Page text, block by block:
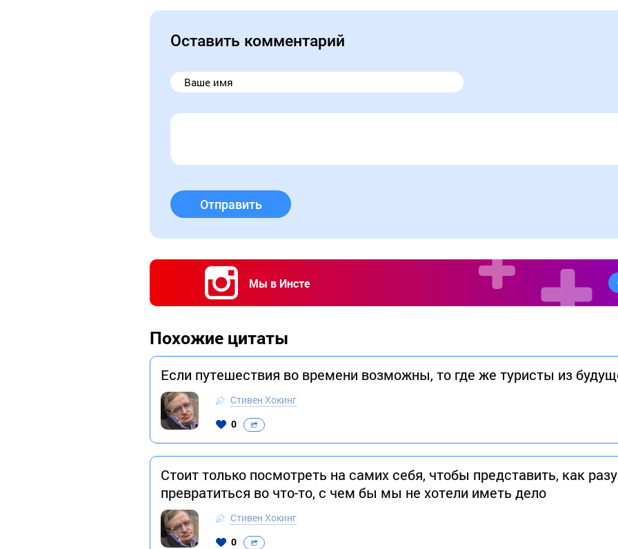
Оставить комментарий
Отправить
Мы в Инсте
Похожие цитаты
Если путешествия во времени возможны, то где же туристы из
Стивен Хокинг
0
Стоит только посмотреть на самих себя, чтобы представить, как
превратиться во что-то, с чем бы мы не хотели иметь дело
Стивен Хокинг
0